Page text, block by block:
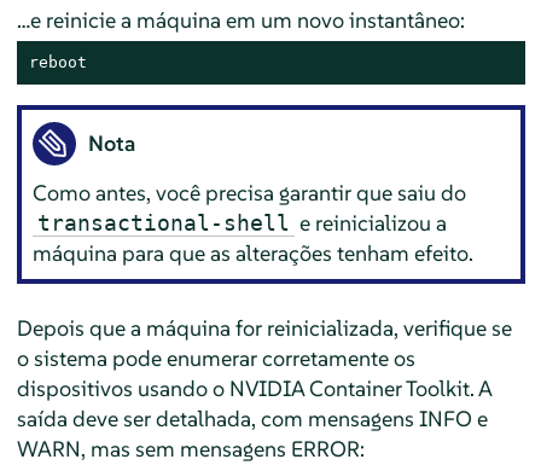
…​e reinicie a máquina em um novo instantâneo:
reboot
Nota
Como antes, você precisa garantir que saiu do
transactional-shell e reinicializou a
máquina para que as alterações tenham efeito.
Depois que a máquina for reinicializada, verifique se
o sistema pode enumerar corretamente os
dispositivos usando o NVIDIA Container Toolkit. A
saída deve ser detalhada, com mensagens INFO e
WARN, mas sem mensagens ERROR: